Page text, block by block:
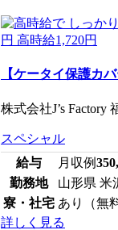
【ケータイ保護カ
株式会社J’s
スペシャル
給与
月収例
勤務地
山形県 米
寮・社宅 あり（無
詳しく見る